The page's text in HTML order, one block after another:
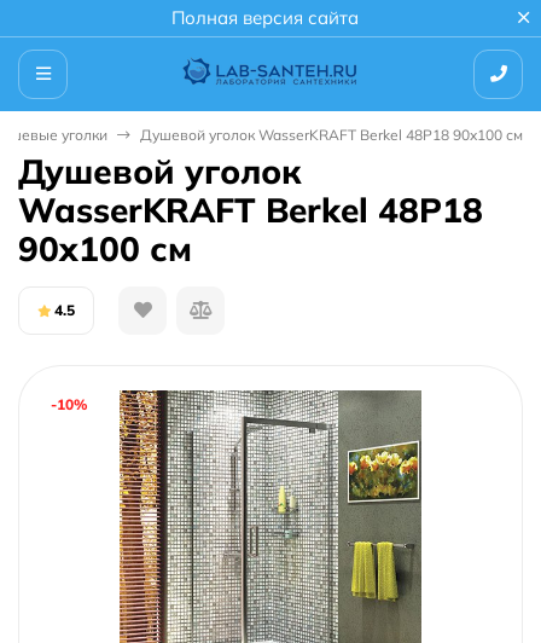
Полная версия сайта
уголки Душевой уголок WasserKRAFT Berkel 48P18 90x100 см
Душевой уголок
WasserKRAFT Berkel 48P18
90x100 см
4.5
-10%